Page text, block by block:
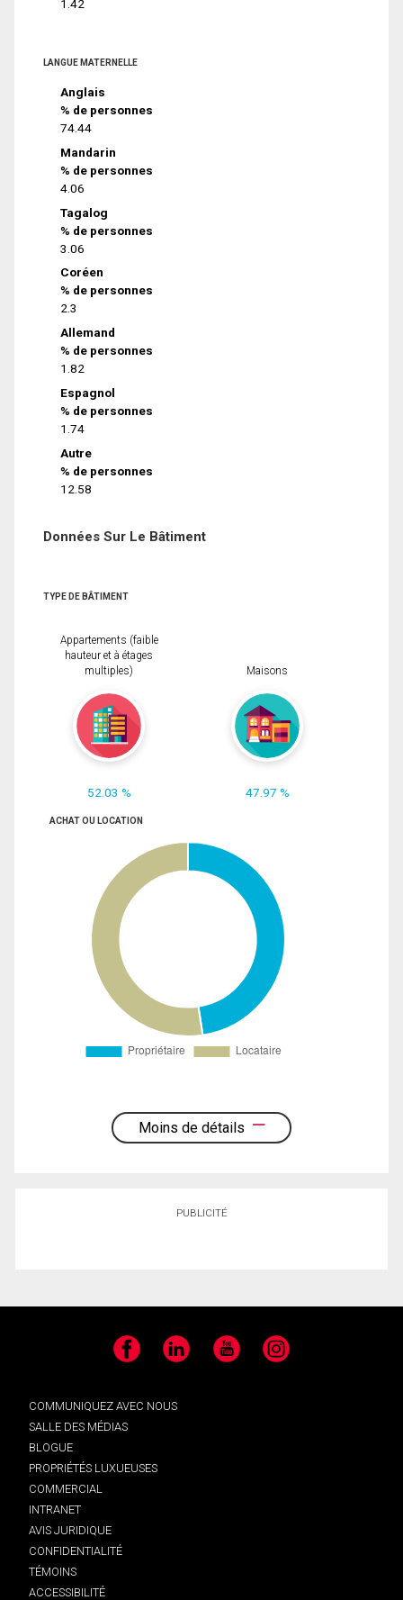
1.42
LANGUE MATERNELLE
Anglais
% de personnes
74.44
Mandarin
% de personnes
4.06
Tagalog
% de personnes
3.06
Coréen
% de personnes
2.3
Allemand
% de personnes
1.82
Espagnol
% de personnes
1.74
Autre
% de personnes
12.58
Données Sur Le Bâtiment
TYPE DE BÂTIMENT
Appartements (faible
hauteur et à étages
multiples)
52.03 %
Maisons
47.97 %
ACHAT OU LOCATION
Moins de détails
PUBLICITÉ
Facebook LinkedIn YouTube Instagram
COMMUNIQUEZ AVEC NOUS
SALLE DES MÉDIAS
BLOGUE
PROPRIÉTÉS LUXUEUSES
COMMERCIAL
INTRANET
AVIS JURIDIQUE
CONFIDENTIALITÉ
TÉMOINS
ACCESSIBILITÉ